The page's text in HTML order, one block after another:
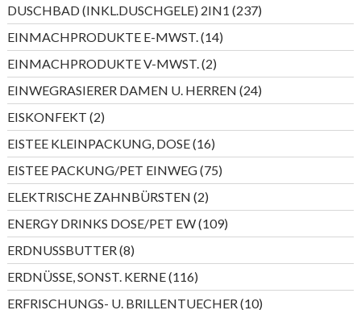
DUSCHBAD (INKL.DUSCHGELE) 2IN1 237237
Produkte
EINMACHPRODUKTE E-MWST. 1414
Produkte
EINMACHPRODUKTE V-MWST. 22
Produkte
EINWEGRASIERER DAMEN U. HERREN 2424
Produkte
EISKONFEKT 22
Produkte
EISTEE KLEINPACKUNG, DOSE 1616
Produkte
EISTEE PACKUNG/PET EINWEG 7575
Produkte
ELEKTRISCHE ZAHNBÜRSTEN 22
Produkte
ENERGY DRINKS DOSE/PET EW 109109
Produkte
ERDNUSSBUTTER 88
Produkte
ERDNÜSSE, SONST. KERNE 116116
Produkte
ERFRISCHUNGS- U. BRILLENTUECHER 1010